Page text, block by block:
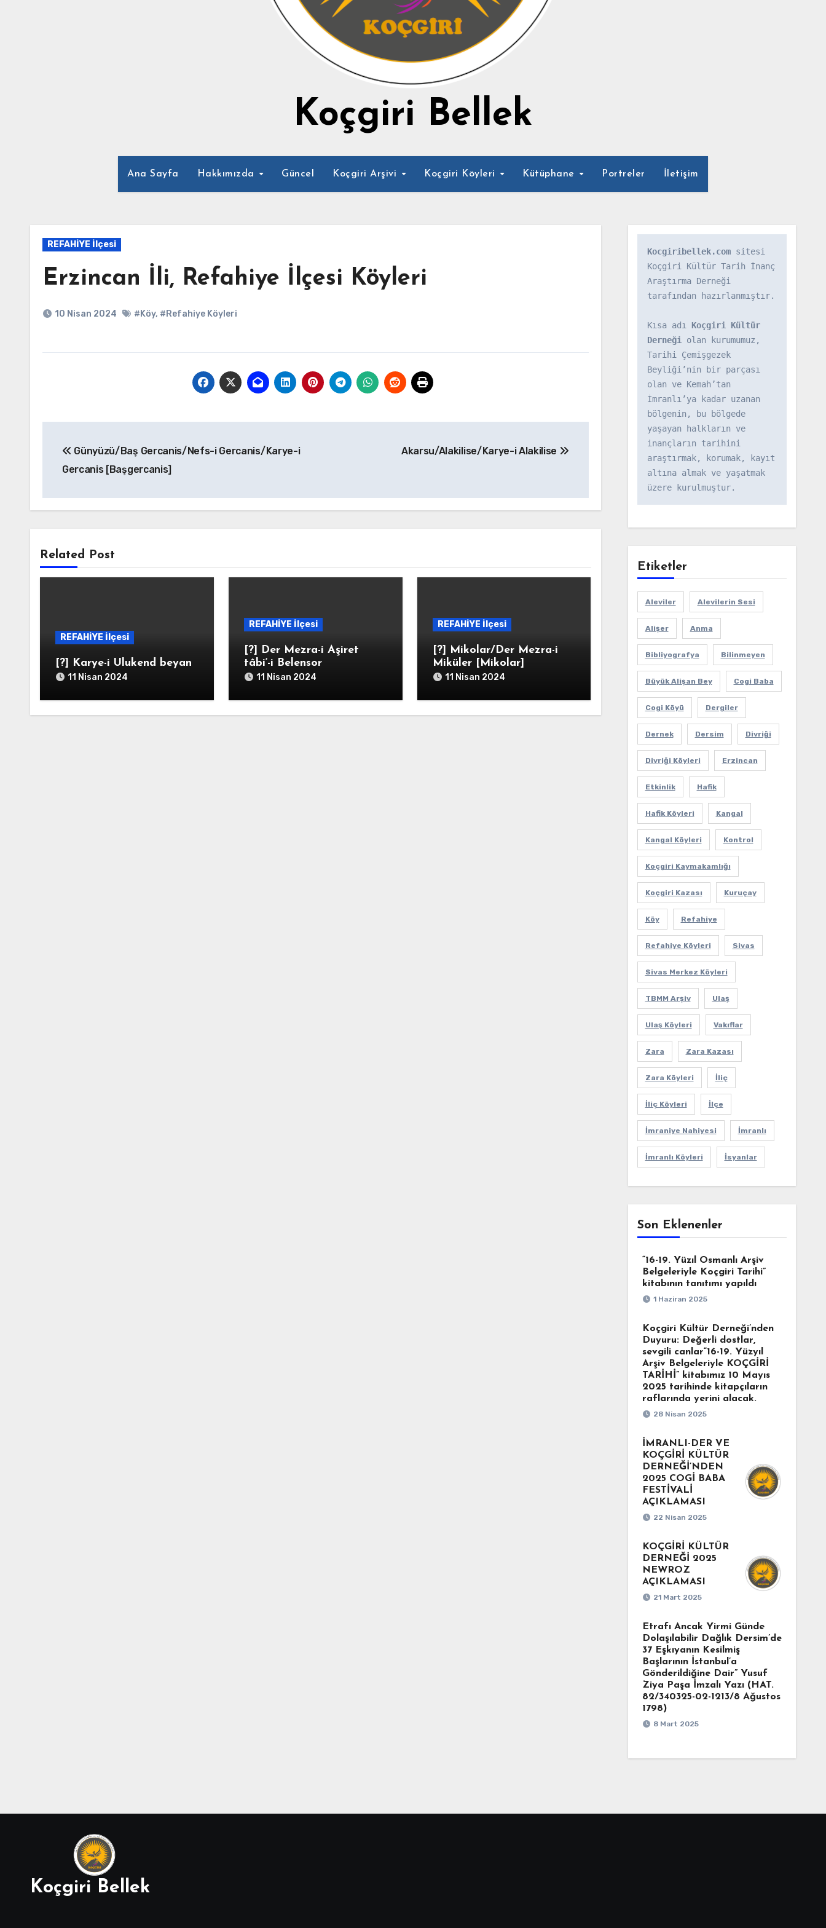
Koçgiri Bellek
Ana Sayfa Hakkımızda Güncel Koçgiri Arşivi Koçgiri Köyleri Kütüphane Portreler İletişim
REFAHİYE İlçesi
Erzincan İli, Refahiye İlçesi Köyleri
10 Nisan 2024 #Köy, #Refahiye Köyleri
gezinmesi
Günyüzü/Baş Gercanis/Nefs-i Gercanis/Karye-i
Gercanis [Başgercanis]
Akarsu/Alakilise/Karye-i Alakilise
Related Post
REFAHİYE İlçesi
[?] Karye-i Ulukend beyan
11 Nisan 2024
REFAHİYE İlçesi
[?] Der Mezra-i Aşiret
tâbi‘-i Belensor
11 Nisan 2024
REFAHİYE İlçesi
[?] Mikolar/Der Mezra-i
Miküler [Mikolar]
11 Nisan 2024
Kocgiribellek.com sitesi
Koçgiri Kültür Tarih İnanç
Araştırma Derneği
tarafından hazırlanmıştır.
Kısa adı Koçgiri Kültür
Derneği olan kurumumuz,
Tarihi Çemişgezek
Beyliği’nin bir parçası
olan ve Kemah’tan
İmranlı’ya kadar uzanan
bölgenin, bu bölgede
yaşayan halkların ve
inançların tarihini
araştırmak, korumak, kayıt
altına almak ve yaşatmak
üzere kurulmuştur.
Etiketler
Aleviler Alevilerin Sesi
Alişer Anma
Bibliyografya Bilinmeyen
Büyük Alişan Bey Cogi Baba
Cogi Köyü Dergiler
Dernek Dersim Divriği
Divriği Köyleri Erzincan
Etkinlik Hafik
Hafik Köyleri Kangal
Kangal Köyleri Kontrol
Koçgiri Kaymakamlığı
Koçgiri Kazası Kuruçay
Köy Refahiye
Refahiye Köyleri Sivas
Sivas Merkez Köyleri
TBMM Arşiv Ulaş
Ulaş Köyleri Vakıflar
Zara Zara Kazası
Zara Köyleri İliç
İliç Köyleri İlçe
İmraniye Nahiyesi İmranlı
İmranlı Köyleri İsyanlar
Son Eklenenler
“16-19. Yüzıl Osmanlı Arşiv
Belgeleriyle Koçgiri Tarihi”
kitabının tanıtımı yapıldı
1 Haziran 2025
Koçgiri Kültür Derneği’nden
Duyuru: Değerli dostlar,
sevgili canlar“16-19. Yüzyıl
Arşiv Belgeleriyle KOÇGİRİ
TARİHİ” kitabımız 10 Mayıs
2025 tarihinde kitapçıların
raflarında yerini alacak.
28 Nisan 2025
İMRANLI-DER VE
KOÇGİRİ KÜLTÜR
DERNEĞİ’NDEN
2025 COGİ BABA
FESTİVALİ
AÇIKLAMASI
22 Nisan 2025
KOÇGİRİ KÜLTÜR
DERNEĞİ 2025
NEWROZ
AÇIKLAMASI
21 Mart 2025
Etrafı Ancak Yirmi Günde
Dolaşılabilir Dağlık Dersim’de
37 Eşkıyanın Kesilmiş
Başlarının İstanbul’a
Gönderildiğine Dair” Yusuf
Ziya Paşa İmzalı Yazı (HAT.
82/340325-02-1213/8 Ağustos
1798)
8 Mart 2025
Koçgiri Bellek